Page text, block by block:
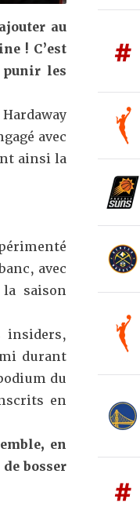
au
! C’est
punir les
avec
ainsi la
avec
saison
insiders,
durant
du
en
en
bosser